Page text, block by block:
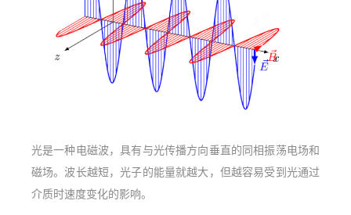
光是一种电磁波，具有与光传播方向垂直的同相振荡电场和
磁场。波长越短，光子的能量就越大，但越容易受到光通过
介质时速度变化的影响。